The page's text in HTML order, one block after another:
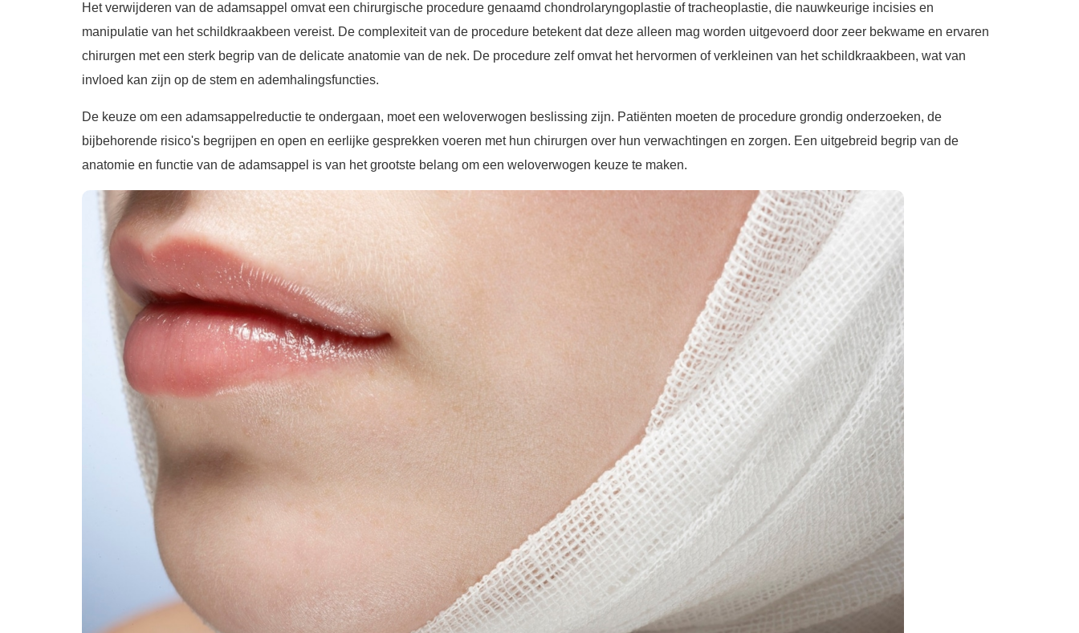
Het verwijderen van de adamsappel omvat een chirurgische procedure genaamd chondrolaryngoplastie of tracheoplastie, die nauwkeurige incisies en
manipulatie van het schildkraakbeen vereist. De complexiteit van de procedure betekent dat deze alleen mag worden uitgevoerd door zeer bekwame en ervaren
chirurgen met een sterk begrip van de delicate anatomie van de nek. De procedure zelf omvat het hervormen of verkleinen van het schildkraakbeen, wat van
invloed kan zijn op de stem en ademhalingsfuncties.
De keuze om een adamsappelreductie te ondergaan, moet een weloverwogen beslissing zijn. Patiënten moeten de procedure grondig onderzoeken, de
bijbehorende risico's begrijpen en open en eerlijke gesprekken voeren met hun chirurgen over hun verwachtingen en zorgen. Een uitgebreid begrip van de
anatomie en functie van de adamsappel is van het grootste belang om een weloverwogen keuze te maken.